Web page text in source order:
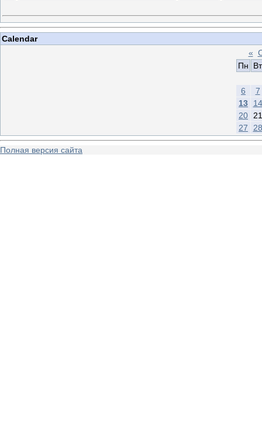
Calendar
«
Пн
Вт
6
7
13
14
20
21
27
28
Полная версия сайта